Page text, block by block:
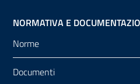
NORMATIVA E
Norme
Documenti